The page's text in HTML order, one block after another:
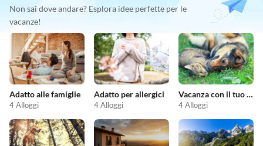
Non sai dove andare? Esplora idee perfette per le
vacanze!
Adatto alle famiglie
4 Alloggi
Adatto per allergici
4 Alloggi
Vacanza con il tuo animale domestico
4 Alloggi